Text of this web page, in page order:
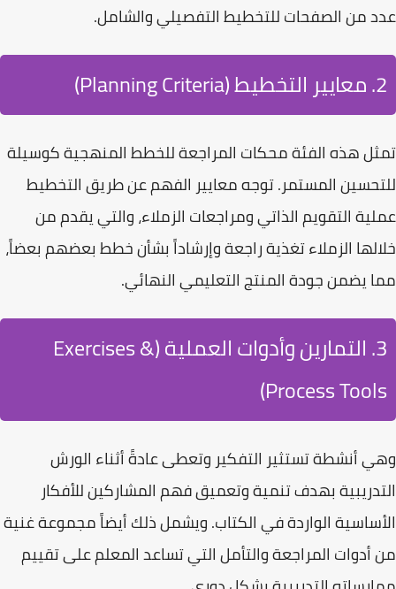
عدد من الصفحات للتخطيط التفصيلي والشامل.
2. معايير التخطيط (Planning Criteria)
تمثل هذه الفئةمحكات المراجعة للخطط المنهجيةكوسيلة
للتحسين المستمر. توجه معايير الفهم عن طريق التخطيط
عمليةالتقويم الذاتيومراجعات الزملاء، والتي يقدم من
خلالها الزملاء تغذية راجعة وإرشاداً بشأن خطط بعضهم بعضاً،
مما يضمن جودة المنتج التعليمي النهائي.
3. التمارين وأدوات العملية (Exercises &
Process Tools)
وهي أنشطة تستثير التفكير وتعطى عادةً أثناء الورش
التدريبية بهدف تنمية وتعميق فهم المشاركين للأفكار
الأساسية الواردة في الكتاب. ويشمل ذلك أيضاً مجموعة غنية
منأدوات المراجعة والتأملالتي تساعد المعلم على تقييم